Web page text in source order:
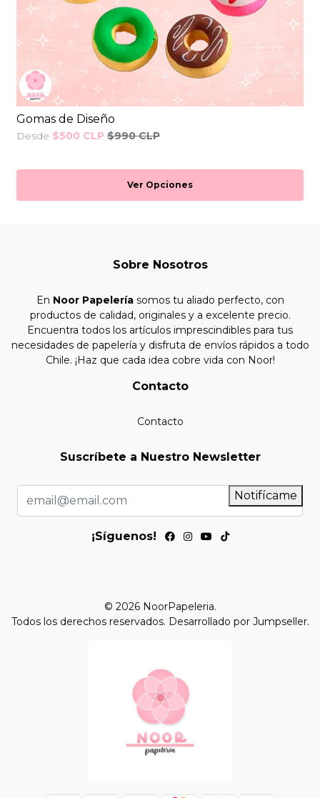
Gomas de Diseño
Desde $500 CLP $990 CLP
Ver Opciones
Sobre Nosotros
En Noor Papeleríasomos tu aliado perfecto, con
productos de calidad, originales y a excelente precio.
Encuentra todos los artículos imprescindibles para tus
necesidades de papelería y disfruta de envíos rápidos a todo
Chile. ¡Haz que cada idea cobre vida con Noor!
Contacto
Contacto
Suscríbete a Nuestro Newsletter
Notifícame
¡Síguenos!
© 2026 NoorPapeleria.
Todos los derechos reservados. Desarrollado por Jumpseller.